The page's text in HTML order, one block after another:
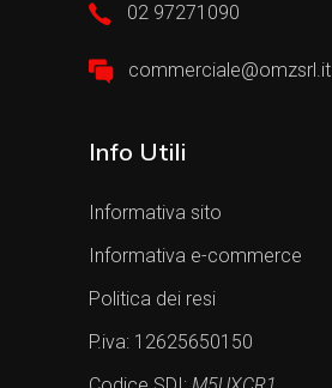
02 97271090
commerciale@omzsrl.it
Info Utili
Informativa sito
Informativa e-commerce
Politica dei resi
P.iva: 12625650150